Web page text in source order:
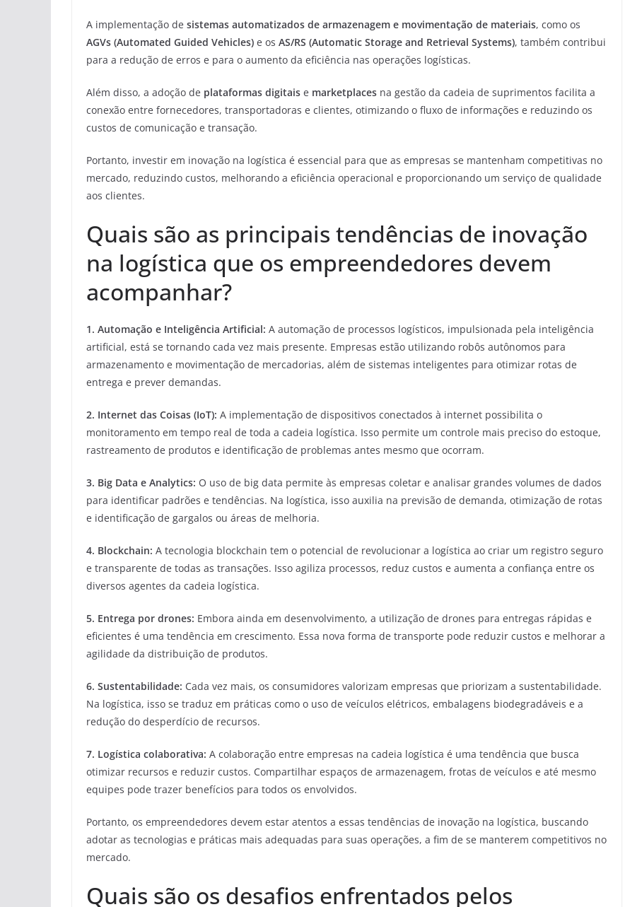
A implementação de sistemas automatizados de armazenagem e movimentação de materiais, como os
AGVs (Automated Guided Vehicles) e os AS/RS (Automatic Storage and Retrieval Systems), também contribui
para a redução de erros e para o aumento da eficiência nas operações logísticas.
Além disso, a adoção de plataformas digitais e marketplaces na gestão da cadeia de suprimentos facilita a
conexão entre fornecedores, transportadoras e clientes, otimizando o fluxo de informações e reduzindo os
custos de comunicação e transação.
Portanto, investir em inovação na logística é essencial para que as empresas se mantenham competitivas no
mercado, reduzindo custos, melhorando a eficiência operacional e proporcionando um serviço de qualidade
aos clientes.
Quais são as principais tendências de inovação
na logística que os empreendedores devem
acompanhar?
1. Automação e Inteligência Artificial: A automação de processos logísticos, impulsionada pela inteligência
artificial, está se tornando cada vez mais presente. Empresas estão utilizando robôs autônomos para
armazenamento e movimentação de mercadorias, além de sistemas inteligentes para otimizar rotas de
entrega e prever demandas.
2. Internet das Coisas (IoT): A implementação de dispositivos conectados à internet possibilita o
monitoramento em tempo real de toda a cadeia logística. Isso permite um controle mais preciso do estoque,
rastreamento de produtos e identificação de problemas antes mesmo que ocorram.
3. Big Data e Analytics: O uso de big data permite às empresas coletar e analisar grandes volumes de dados
para identificar padrões e tendências. Na logística, isso auxilia na previsão de demanda, otimização de rotas
e identificação de gargalos ou áreas de melhoria.
4. Blockchain: A tecnologia blockchain tem o potencial de revolucionar a logística ao criar um registro seguro
e transparente de todas as transações. Isso agiliza processos, reduz custos e aumenta a confiança entre os
diversos agentes da cadeia logística.
5. Entrega por drones: Embora ainda em desenvolvimento, a utilização de drones para entregas rápidas e
eficientes é uma tendência em crescimento. Essa nova forma de transporte pode reduzir custos e melhorar a
agilidade da distribuição de produtos.
6. Sustentabilidade: Cada vez mais, os consumidores valorizam empresas que priorizam a sustentabilidade.
Na logística, isso se traduz em práticas como o uso de veículos elétricos, embalagens biodegradáveis e a
redução do desperdício de recursos.
7. Logística colaborativa: A colaboração entre empresas na cadeia logística é uma tendência que busca
otimizar recursos e reduzir custos. Compartilhar espaços de armazenagem, frotas de veículos e até mesmo
equipes pode trazer benefícios para todos os envolvidos.
Portanto, os empreendedores devem estar atentos a essas tendências de inovação na logística, buscando
adotar as tecnologias e práticas mais adequadas para suas operações, a fim de se manterem competitivos no
mercado.
Quais são os desafios enfrentados pelos